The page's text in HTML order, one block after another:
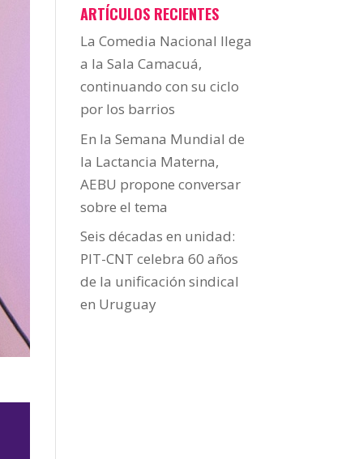
ARTÍCULOS RECIENTES
La Comedia Nacional llega
a la Sala Camacuá,
continuando con su ciclo
por los barrios
En la Semana Mundial de
la Lactancia Materna,
AEBU propone conversar
sobre el tema
Seis décadas en unidad:
PIT-CNT celebra 60 años
de la unificación sindical
en Uruguay